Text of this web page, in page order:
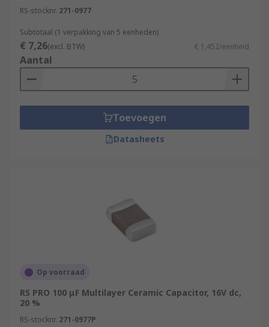
RS-stocknr. 271-0977
Subtotaal (1 verpakking van 5 eenheden)
€ 7,26(excl. BTW) € 1,452/eenheid
Aantal
Toevoegen
Datasheets
Op voorraad
RS PRO 100 μF Multilayer Ceramic Capacitor, 16V dc,
20 %
RS-stocknr. 271-0977P